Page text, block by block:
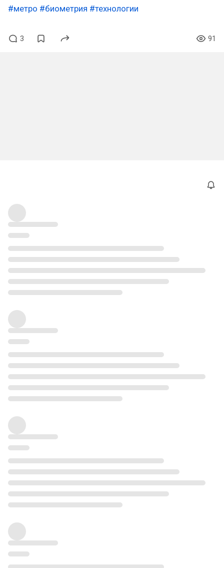
#метро #биометрия #технологии
3 91